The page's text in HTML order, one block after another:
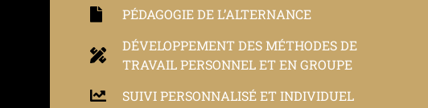
PÉDAGOGIE DE L’ALTERNANCE
DÉVELOPPEMENT DES MÉTHODES DE
TRAVAIL PERSONNEL ET EN GROUPE
SUIVI PERSONNALISÉ ET INDIVIDUEL